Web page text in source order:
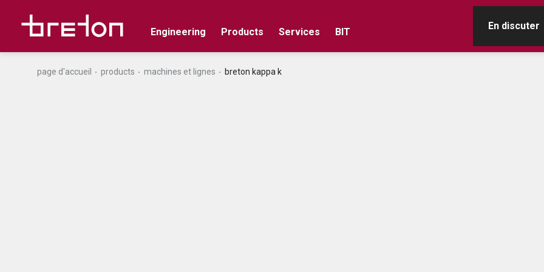
Engineering Products Services BIT
En discuter
page d'accueil products machines et lignes breton kappa k